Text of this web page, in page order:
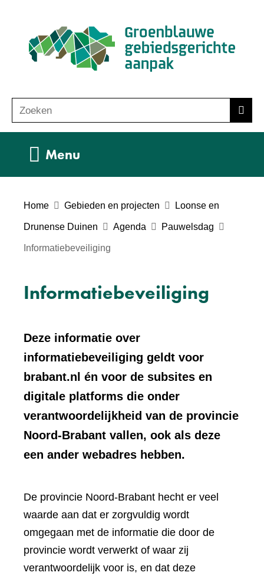
naar
de
inhoud
o
e
Zoeken
Menu
Home Gebieden en projecten Loonse en
Drunense Duinen Agenda Pauwelsdag
Informatiebeveiliging
Informatiebeveiliging
Deze informatie over
informatiebeveiliging geldt voor
brabant.nl én voor de subsites en
digitale platforms die onder
verantwoordelijkheid van de provincie
Noord-Brabant vallen, ook als deze
een ander webadres hebben.
De provincie Noord-Brabant hecht er veel
waarde aan dat er zorgvuldig wordt
omgegaan met de informatie die door de
provincie wordt verwerkt of waar zij
verantwoordelijk voor is, en dat deze